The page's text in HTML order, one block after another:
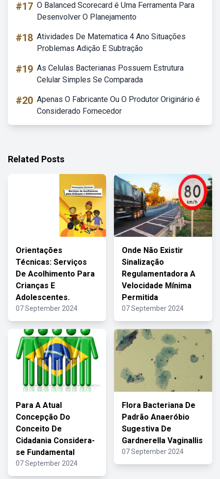
#17 O Balanced Scorecard é Uma Ferramenta Para
Desenvolver O Planejamento
#18 Atividades De Matematica 4 Ano Situações
Problemas Adição E Subtração
#19 As Celulas Bacterianas Possuem Estrutura
Celular Simples Se Comparada
#20 Apenas O Fabricante Ou O Produtor Originário é
Considerado Fornecedor
Related Posts
Orientações
Técnicas: Serviços
De Acolhimento Para
Crianças E
Adolescentes.
07 September 2024
Onde Não Existir
Sinalização
Regulamentadora A
Velocidade Mínima
Permitida
07 September 2024
Para A Atual
Concepção Do
Conceito De
Cidadania Considera-
se Fundamental
07 September 2024
Flora Bacteriana De
Padrão Anaeróbio
Sugestiva De
Gardnerella Vaginallis
07 September 2024